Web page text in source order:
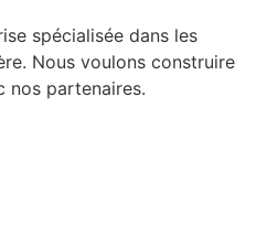
spécialisée dans les
Nous voulons construire
nos partenaires.